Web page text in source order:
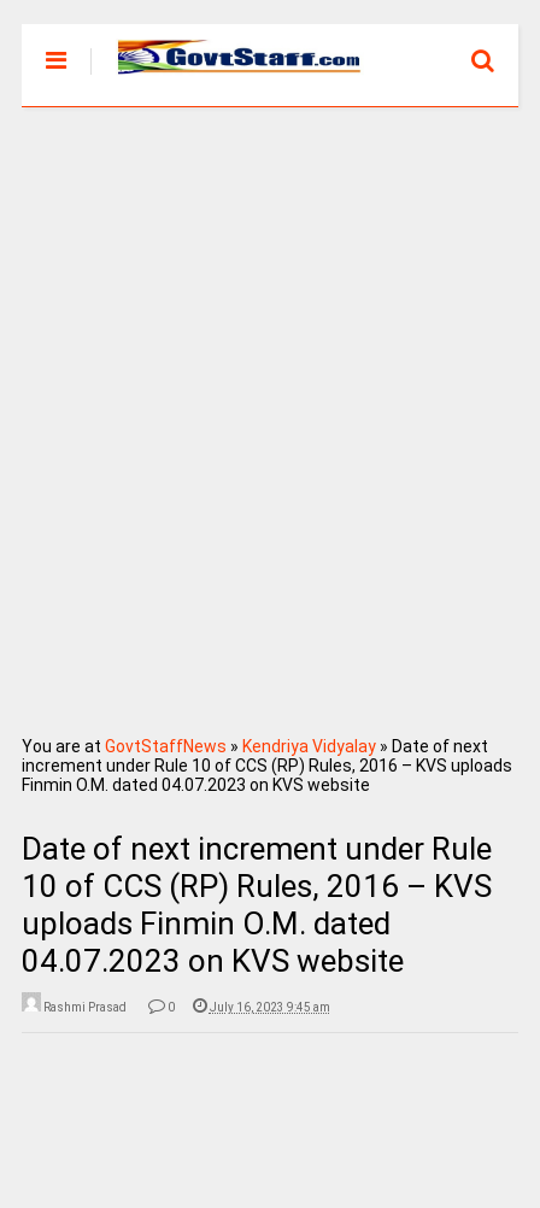
You are at GovtStaffNews » Kendriya Vidyalay» Date of next
increment under Rule 10 of CCS (RP) Rules, 2016 – KVS uploads
Finmin O.M. dated 04.07.2023 on KVS website
Date of next increment under Rule
10 of CCS (RP) Rules, 2016 – KVS
uploads Finmin O.M. dated
04.07.2023 on KVS website
Rashmi Prasad 0 July 16, 2023 9:45 am